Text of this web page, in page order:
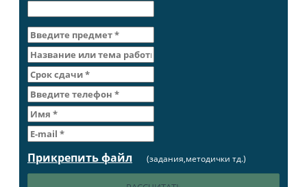
Прикрепить файл (задания,методички тд.)